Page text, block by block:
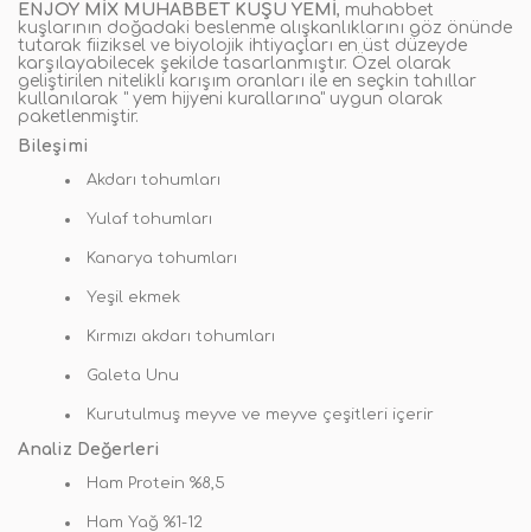
ENJOY MİX MUHABBET KUŞU YEMİ , muhabbet
kuşlarının doğadaki beslenme alışkanlıklarını göz önünde
tutarak fiiziksel ve biyolojik ihtiyaçları en üst düzeyde
karşılayabilecek şekilde tasarlanmıştır. Özel olarak
geliştirilen nitelikli karışım oranları ile en seçkin tahıllar
kullanılarak " yem hijyeni kurallarına" uygun olarak
paketlenmiştir.
Bileşimi
Akdarı tohumları
Yulaf tohumları
Kanarya tohumları
Yeşil ekmek
Kırmızı akdarı tohumları
Galeta Unu
Kurutulmuş meyve ve meyve çeşitleri içerir
Analiz Değerleri
Ham Protein %8,5
Ham Yağ %1-12